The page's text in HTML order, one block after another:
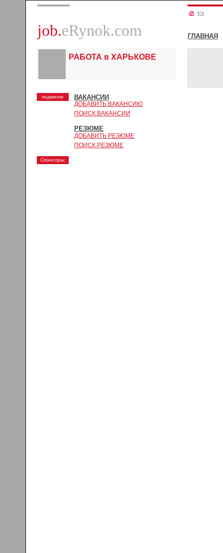
job.eRynok.com ГЛАВНАЯ
РАБОТА в ХАРЬКОВЕ
подменю ВАКАНСИИ
ДОБАВИТЬ ВАКАНСИЮ
ПОИСК ВАКАНСИИ
РЕЗЮМЕ
ДОБАВИТЬ РЕЗЮМЕ
ПОИСК РЕЗЮМЕ
Спонсоры: